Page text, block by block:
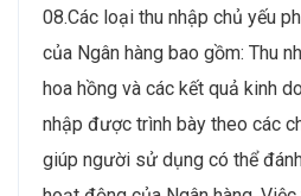
08.Các loại thu nhập chủ yếu
của Ngân hàng bao gồm: Thu
hoa hồng và các kết quả kinh
nhập được trình bày theo các
giúp người sử dụng có thể